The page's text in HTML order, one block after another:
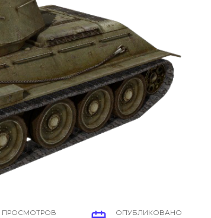
ПРОСМОТРОВ ОПУБЛИКОВАНО